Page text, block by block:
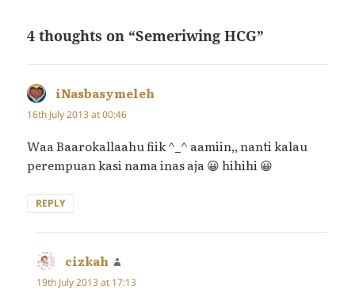
4 thoughts on “Semeriwing HCG”
iNasbasymeleh
16th July 2013 at 00:46
Waa Baarokallaahu fiik ^_^ aamiin,, nanti kalau
perempuan kasi nama inas aja 😀 hihihi 😀
REPLY
cizkah
19th July 2013 at 17:13